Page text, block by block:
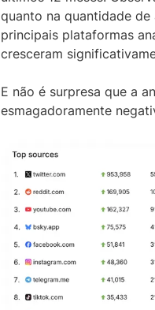
quanto na quantidade
principais plataformas
cresceram
E não é surpresa que a
esmagadoramente